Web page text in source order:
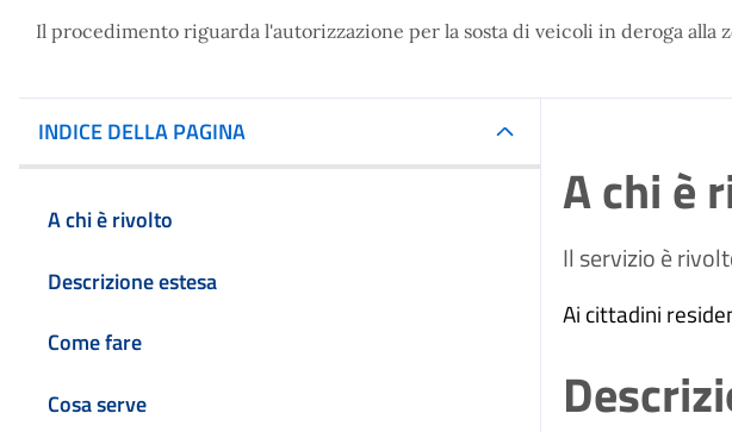
Il procedimento riguarda l'autorizzazione per la sosta di veicoli in deroga alla
INDICE DELLA PAGINA
A chi è rivolto
Descrizione estesa
Come fare
Cosa serve
A chi è
Il servizio è
Ai cittadini